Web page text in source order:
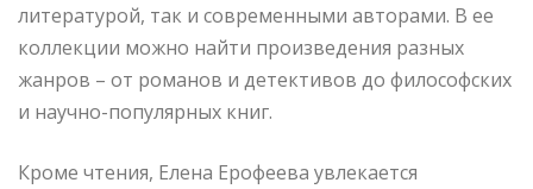
литературой, так и современными авторами. В ее
коллекции можно найти произведения разных
жанров – от романов и детективов до философских
и научно-популярных книг.
Кроме чтения, Елена Ерофеева увлекается